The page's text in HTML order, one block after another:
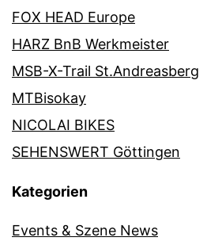
FOX HEAD Europe
HARZ BnB Werkmeister
MSB-X-Trail St.Andreasberg
MTBisokay
NICOLAI BIKES
SEHENSWERT Göttingen
Kategorien
Events & Szene News